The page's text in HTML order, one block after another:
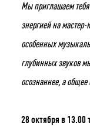
Мы приглашаем тебя
энергией на
особенных
глубинных звуков
осознаннее, а общее
28 октября в